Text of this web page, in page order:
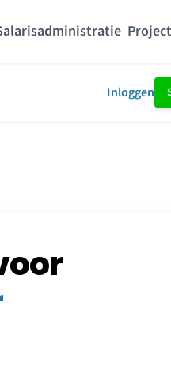
Inloggen